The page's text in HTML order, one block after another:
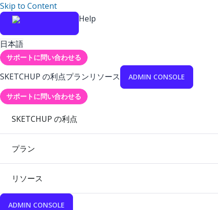
Skip to Content
Help
日本語
サポートに問い合わせる
SKETCHUP の利点プランリソース ADMIN CONSOLE
サポートに問い合わせる
SKETCHUP の利点
プラン
リソース
ADMIN CONSOLE